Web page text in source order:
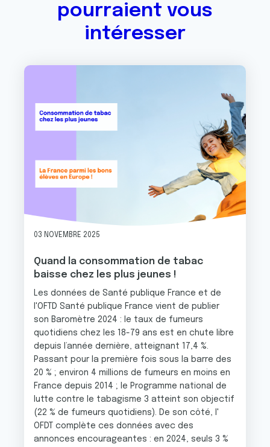
pourraient vous
intéresser
Image
03 NOVEMBRE 2025
Quand la consommation de tabac
baisse chez les plus jeunes !
Les données de Santé publique France et de
l'OFTD Santé publique France vient de publier
son Baromètre 2024 : le taux de fumeurs
quotidiens chez les 18-79 ans est en chute libre
depuis l’année dernière, atteignant 17,4 %.
Passant pour la première fois sous la barre des
20 % ; environ 4 millions de fumeurs en moins en
France depuis 2014 ; le Programme national de
lutte contre le tabagisme 3 atteint son objectif
(22 % de fumeurs quotidiens). De son côté, l'
OFDT complète ces données avec des
annonces encourageantes : en 2024, seuls 3 %